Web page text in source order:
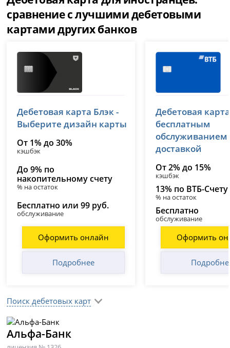
сравнение с лучшими дебетовыми
картами других банков
лицензия № 2673
Дебетовая карта Блэк -
Выберите дизайн карты
От 1% до 30%
кэшбэк
До 9% по
накопительному счету
% на остаток
Бесплатно или 99 руб.
обслуживание
Оформить онлайн
Подробнее
лицензия № 1000
Дебетовая
бесплатным
обслуживанием
доставкой
От 2% до 15%
кэшбэк
13% по ВТБ-Счету
% на остаток
Бесплатно
обслуживание
Оформить
Поиск дебетовых карт
Альфа-Банк